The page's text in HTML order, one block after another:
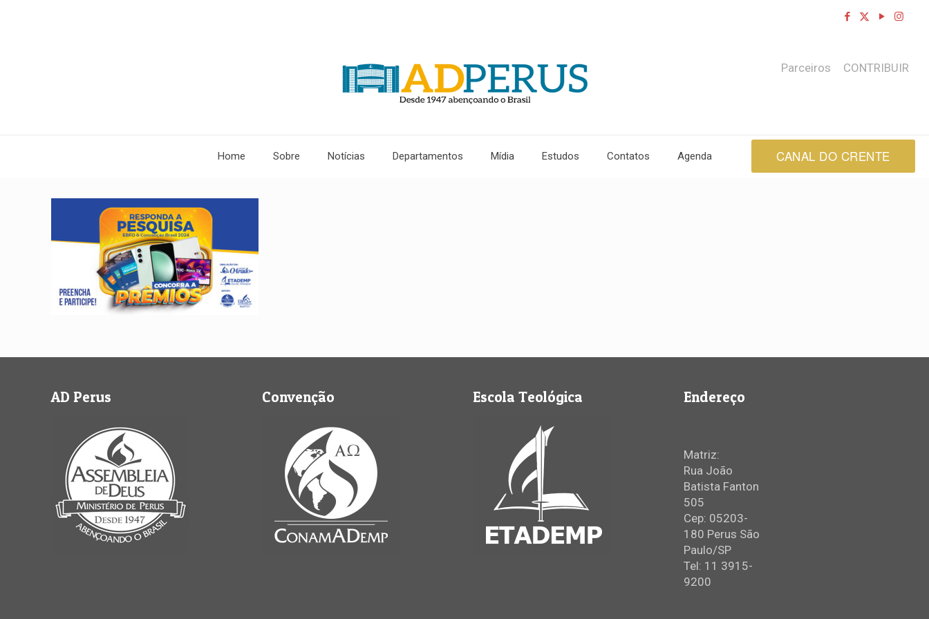
Home Sobre Notícias Departamentos Mídia Estudos Contatos Agenda
Parceiros CONTRIBUIR
CANAL DO CRENTE
AD Perus Convenção Escola Teológica Endereço
Matriz:
Rua João
Batista Fanton
505
Cep: 05203-
180 Perus São
Paulo/SP
Tel: 11 3915-
9200